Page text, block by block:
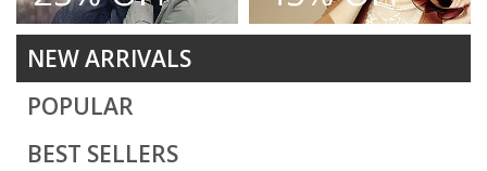
NEW ARRIVALS
POPULAR
BEST SELLERS